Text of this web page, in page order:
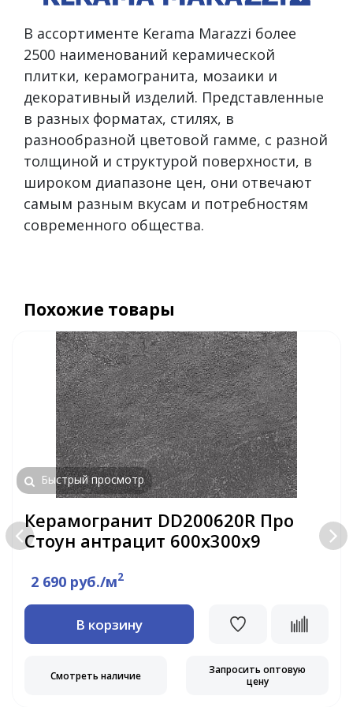
В ассортименте Kerama Marazzi более
2500 наименований керамической
плитки, керамогранита, мозаики и
декоративный изделий. Представленные
в разных форматах, стилях, в
разнообразной цветовой гамме, с разной
толщиной и структурой поверхности, в
широком диапазоне цен, они отвечают
самым разным вкусам и потребностям
современного общества.
Похожие товары
Быстрый просмотр
Керамогранит DD200620R Про
Стоун антрацит 600х300х9
2 690 руб./м2
В корзину
Смотреть наличие
Запросить оптовую
цену